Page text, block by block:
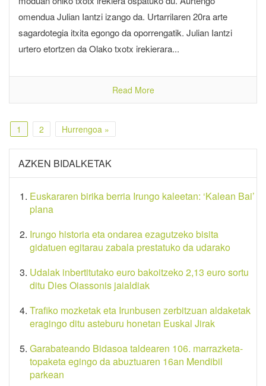
omendua Julian Iantzi izango da. Urtarrilaren 20ra arte
sagardotegia itxita egongo da oporrengatik. Julian Iantzi
urtero etortzen da Olako txotx irekierara...
Read More
1 2 Hurrengoa »
AZKEN BIDALKETAK
Euskararen birika berria Irungo kaleetan: ‘Kalean Bai’
plana
Irungo historia eta ondarea ezagutzeko bisita
gidatuen egitarau zabala prestatuko da udarako
Udalak inbertitutako euro bakoitzeko 2,13 euro sortu
ditu Dies Oiassonis jaialdiak
Trafiko mozketak eta Irunbusen zerbitzuan aldaketak
eragingo ditu asteburu honetan Euskal Jirak
Garabateando Bidasoa taldearen 106. marrazketa-
topaketa egingo da abuztuaren 16an Mendibil
parkean